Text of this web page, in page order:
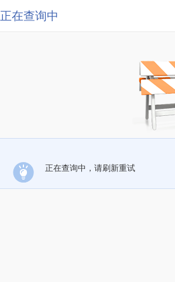
正在查询中
正在查询中，请刷新重试